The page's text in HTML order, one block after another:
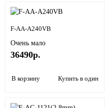
F-AA-A240VB
Очень мало
36490р.
В корзину Купить в один клик